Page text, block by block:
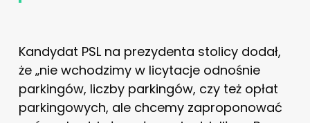
Kandydat PSL na prezydenta stolicy dodał,
że „nie wchodzimy w licytacje odnośnie
parkingów, liczby parkingów, czy też opłat
parkingowych, ale chcemy zaproponować